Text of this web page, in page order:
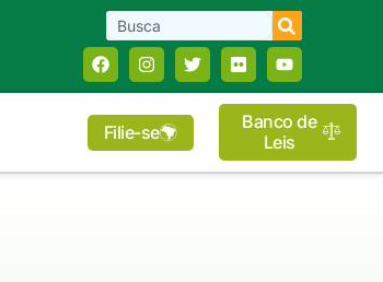
Filie-se
Banco de
Leis